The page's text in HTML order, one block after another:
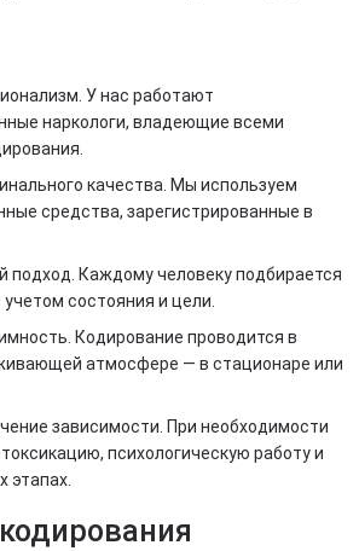
У нас работают
наркологи, владеющие всеми
качества. Мы используем
средства, зарегистрированные в
подход. Каждому человеку подбирается
состояния и цели.
Кодирование проводится в
атмосфере — в стационаре или
зависимости. При необходимости
психологическую работу и
этапах.